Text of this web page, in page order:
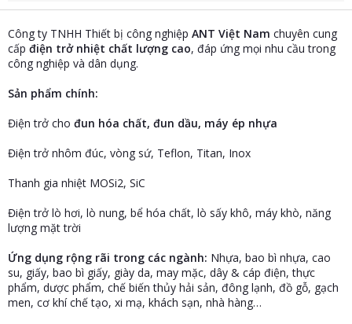
t
r
Công ty TNHH Thiết bị công nghiệp ANT Việt Nam chuyên cung
cấp điện trở nhiệt chất lượng cao, đáp ứng mọi nhu cầu trong
công nghiệp và dân dụng.
Sản phẩm chính:
Điện trở cho đun hóa chất, đun dầu, máy ép nhựa
Điện trở nhôm đúc, vòng sứ, Teflon, Titan, Inox
Thanh gia nhiệt MOSi2, SiC
Điện trở lò hơi, lò nung, bể hóa chất, lò sấy khô, máy khò, năng
lượng mặt trời
Ứng dụng rộng rãi trong các ngành: Nhựa, bao bì nhựa, cao
su, giấy, bao bì giấy, giày da, may mặc, dây & cáp điện, thực
phẩm, dược phẩm, chế biến thủy hải sản, đông lạnh, đồ gỗ, gạch
men, cơ khí chế tạo, xi mạ, khách sạn, nhà hàng…